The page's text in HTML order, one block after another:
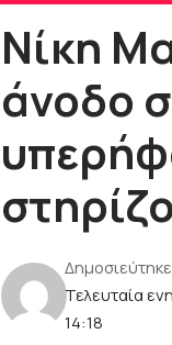
Νίκη
άνοδο
Τελευταία
14:18